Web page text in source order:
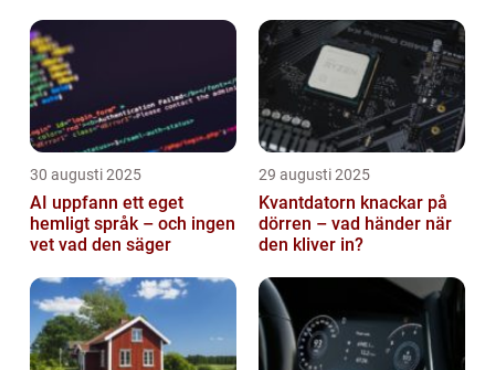
30 augusti 2025
AI uppfann ett eget
hemligt språk – och ingen
vet vad den säger
29 augusti 2025
Kvantdatorn knackar på
dörren – vad händer när
den kliver in?